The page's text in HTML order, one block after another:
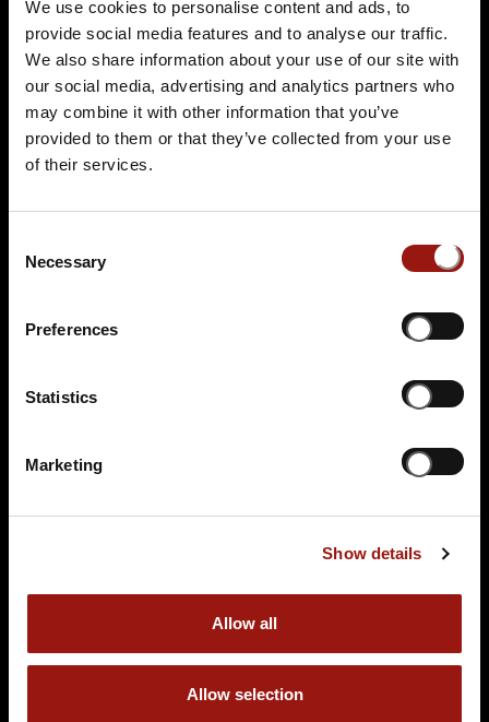
We use cookies to personalise content and ads, to
provide social media features and to analyse our traffic.
We also share information about your use of our site with
our social media, advertising and analytics partners who
may combine it with other information that you’ve
provided to them or that they’ve collected from your use
of their services.
Selection
Necessary
Preferences
Statistics
Marketing
Show details
Allow all
Allow selection
Van der Valk Naturresort Drewitz
Am Drewitzer See 1
17214 Nossentiner Hütte OT Drewitz
Auf der Karte anzeigen
94,90 €
Tickets kaufen
Vergiss Vegas
KONRAD 2
99,90 €
Tickets kaufen